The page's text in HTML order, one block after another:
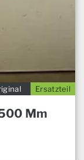
Ersatzteil
Mm